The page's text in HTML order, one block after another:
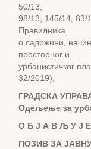
50/13,
98/13, 145/14, 83/
Правилника
о садржини,
просторног и
урбанистичког
32/2019),
ГРАДСКА
Одељење за
О Б Ј А В Љ У Ј Е
ПОЗИВ ЗА